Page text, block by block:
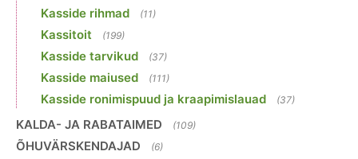
Kasside rihmad (11)
Kassitoit (199)
Kasside tarvikud (37)
Kasside maiused (111)
Kasside ronimispuud ja kraapimislauad (37)
KALDA- JA RABATAIMED (109)
ÕHUVÄRSKENDAJAD (6)